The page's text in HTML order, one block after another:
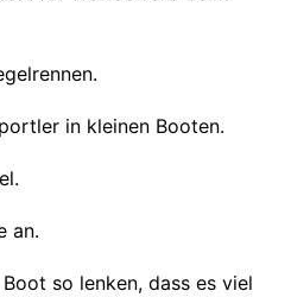
in kleinen Booten.
an.
so lenken, dass es viel